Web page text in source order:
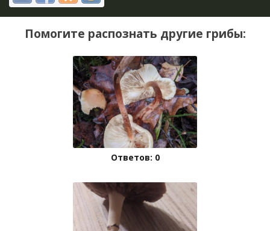
Помогите распознать другие грибы:
Ответов: 0